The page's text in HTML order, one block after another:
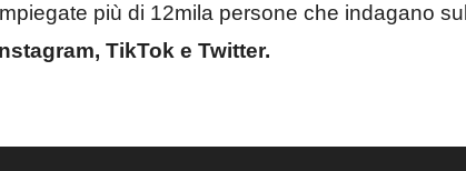
più di 12mila persone che indagano
TikTok e Twitter.